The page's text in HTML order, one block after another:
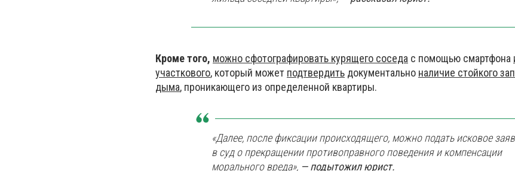
Кроме того, можно сфотографировать курящего соседа с помощью смартфона
участкового, который может подтвердить документально наличие стойкого
дыма, проникающего из определенной квартиры.
«Далее, после фиксации происходящего, можно подать исковое
в суд о прекращении противоправного поведения и компенсации
морального вреда», — подытожил юрист.